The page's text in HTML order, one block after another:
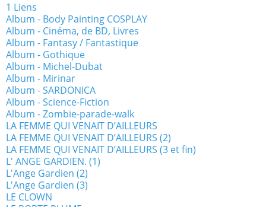
1 Liens
Album - Body Painting COSPLAY
Album - Cinéma, de BD, Livres
Album - Fantasy / Fantastique
Album - Gothique
Album - Michel-Dubat
Album - Mirinar
Album - SARDONICA
Album - Science-Fiction
Album - Zombie-parade-walk
LA FEMME QUI VENAIT D’AILLEURS
LA FEMME QUI VENAIT D’AILLEURS (2)
LA FEMME QUI VENAIT D’AILLEURS (3 et fin)
L' ANGE GARDIEN. (1)
L'Ange Gardien (2)
L'Ange Gardien (3)
LE CLOWN